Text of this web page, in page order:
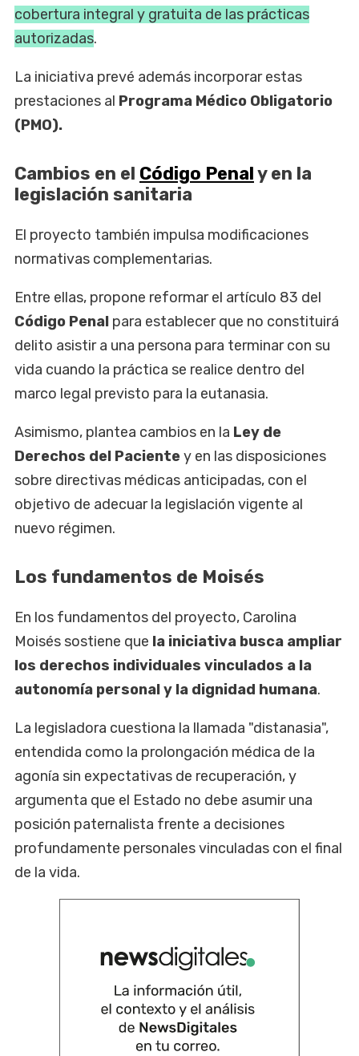
cobertura integral y gratuita de las prácticas
autorizadas.
La iniciativa prevé además incorporar estas
prestaciones al Programa Médico Obligatorio
(PMO).
Cambios en el Código Penaly en la
legislación sanitaria
El proyecto también impulsa modificaciones
normativas complementarias.
Entre ellas, propone reformar el artículo 83 del
Código Penal para establecer que no constituirá
delito asistir a una persona para terminar con su
vida cuando la práctica se realice dentro del
marco legal previsto para la eutanasia.
Asimismo, plantea cambios en la Ley de
Derechos del Paciente y en las disposiciones
sobre directivas médicas anticipadas, con el
objetivo de adecuar la legislación vigente al
nuevo régimen.
Los fundamentos de Moisés
En los fundamentos del proyecto, Carolina
Moisés sostiene que la iniciativa busca ampliar
los derechos individuales vinculados a la
autonomía personal y la dignidad humana.
La legisladora cuestiona la llamada "distanasia",
entendida como la prolongación médica de la
agonía sin expectativas de recuperación, y
argumenta que el Estado no debe asumir una
posición paternalista frente a decisiones
profundamente personales vinculadas con el final
de la vida.